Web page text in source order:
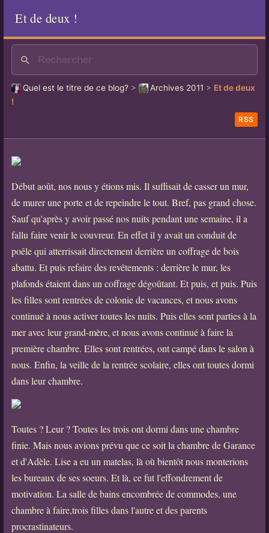
Et de deux !
Quel est le titre de ce blog?> Archives 2011 > Et de deux
!
RSS
Début août, nos nous y étions mis. Il suffisait de casser un mur,
de murer une porte et de repeindre le tout. Bref, pas grand chose.
Sauf qu'après y avoir passé nos nuits pendant une semaine, il a
fallu faire venir le couvreur. En effet il y avait un conduit de
poêle qui atterrissait directement derrière un coffrage de bois
abattu. Et puis refaire des revêtements : derrière le mur, les
plafonds étaient dans un coffrage dégoûtant. Et puis, et puis. Puis
les filles sont rentrées de colonie de vacances, et nous avons
continué à nous activer toutes les nuits. Puis elles sont parties à la
mer avec leur grand-mère, et nous avons continué à faire la
première chambre. Elles sont rentrées, ont campé dans le salon à
nous. Enfin, la veille de la rentrée scolaire, elles ont toutes dormi
dans leur chambre.
Toutes ? Leur ? Toutes les trois ont dormi dans une chambre
finie. Mais nous avions prévu que ce soit la chambre de Garance
et d'Adèle. Lise a eu un matelas, là où bientôt nous monterions
les bureaux de ses soeurs. Et là, ce fut l'effondrement de
motivation. La salle de bains encombrée de commodes, une
chambre à faire,trois filles dans l'autre et des parents
procrastinateurs.